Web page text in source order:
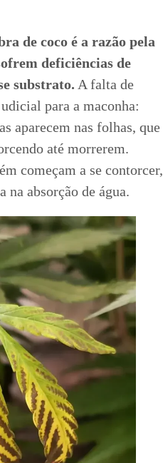
de coco é a razão pela
deficiências de
substrato. A falta de
para a maconha:
aparecem nas folhas, que
até morrerem.
começam a se contorcer,
na absorção de água.